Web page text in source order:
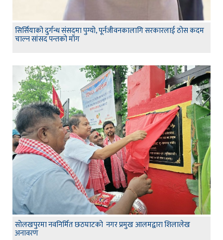
सिर्सियाको दुर्गन्ध संसदमा पुग्यो, पूर्नजीवनकालागि सरकारलाई ठोस कदम
चाल्न सांसद पन्तको माँग
सोलखपुरमा नवनिर्मित छठघाटको नगर प्रमुख आलमद्वारा शिलालेख
अनावरण